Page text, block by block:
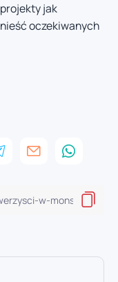
jak
oczekiwanych